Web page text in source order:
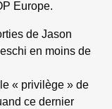
Europe.
de Jason
en moins de
« privilège » de
ce dernier